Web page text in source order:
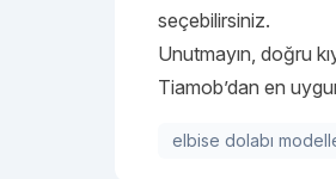
seçebilirsiniz.
Unutmayın, doğru
Tiamob’dan en
elbise dolabı